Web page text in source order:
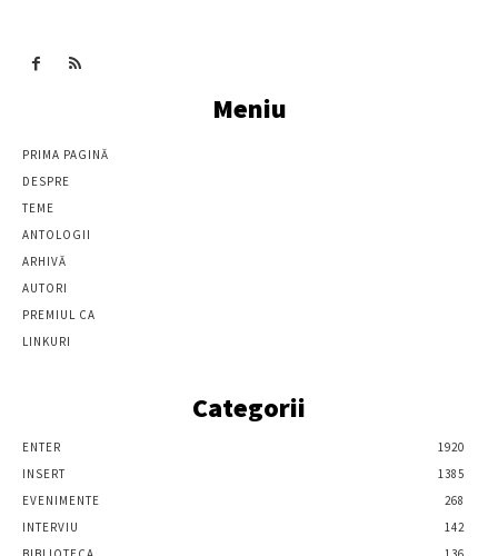
Meniu
PRIMA PAGINĂ
DESPRE
TEME
ANTOLOGII
ARHIVĂ
AUTORI
PREMIUL CA
LINKURI
Categorii
ENTER
1920
INSERT
1385
EVENIMENTE
268
INTERVIU
142